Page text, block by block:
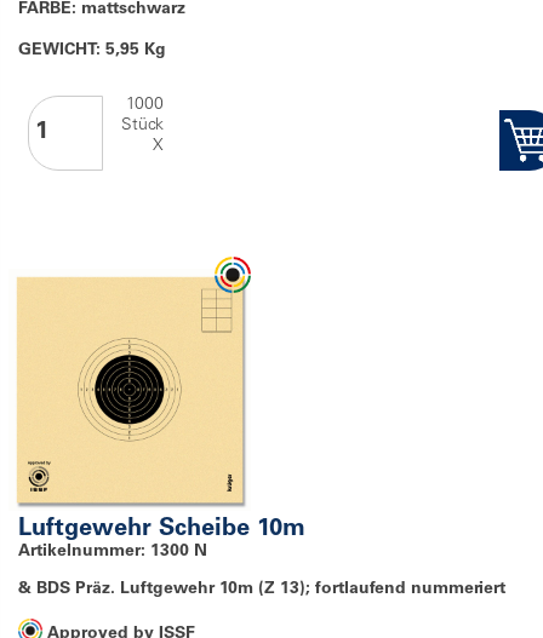
FARBE: mattschwarz
GEWICHT: 5,95 Kg
1000
Stück
X
Luftgewehr Scheibe 10m
Artikelnummer: 1300 N
& BDS Präz. Luftgewehr 10m (Z 13); fortlaufend nummeriert
Approved by ISSF